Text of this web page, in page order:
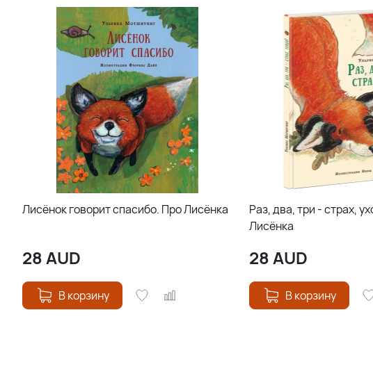
Лисёнок говорит спасибо. Про Лисёнка
28AUD
В корзину
Раз, два, три - страх,
Лисёнка
28AUD
В корзину